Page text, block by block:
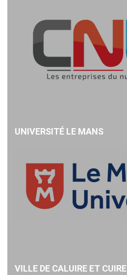
UNIVERSITÉ LE MANS
VILLE DE CALUIRE ET CUIRE